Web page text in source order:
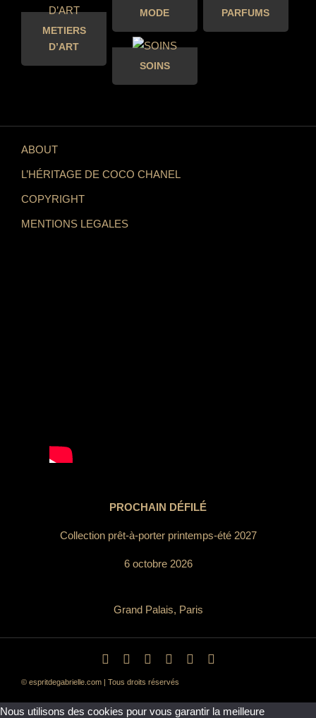
METIERS
D’ART
MODE PARFUMS
SOINS
ABOUT
L’HÉRITAGE DE COCO CHANEL
COPYRIGHT
MENTIONS LEGALES
PROCHAIN DÉFILÉ
Collection prêt-à-porter printemps-été 2027
6 octobre 2026
Grand Palais, Paris
© espritdegabrielle.com | Tous droits réservés
Nous utilisons des cookies pour vous garantir la meilleure